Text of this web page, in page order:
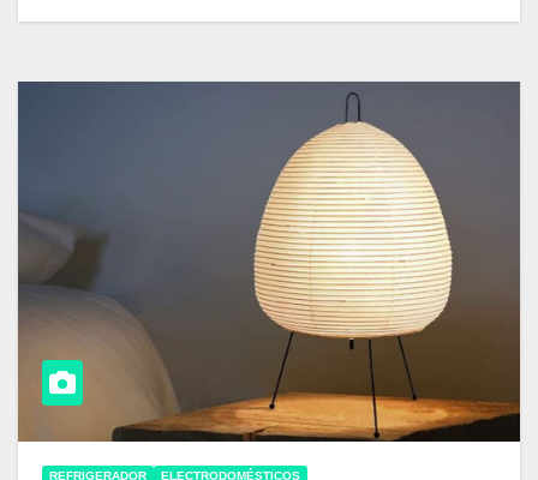
REFRIGERADOR ELECTRODOMÉSTICOS